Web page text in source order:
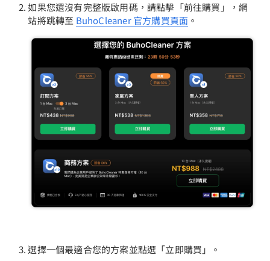
如果您還沒有完整版啟用碼，請點擊「前往購買」，網
站將跳轉至 BuhoCleaner 官方購買頁面 。
選擇一個最適合您的方案並點選「立即購買」。